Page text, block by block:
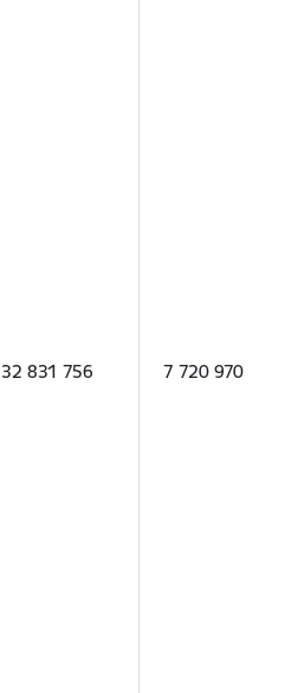
32 831 756 7 720 970